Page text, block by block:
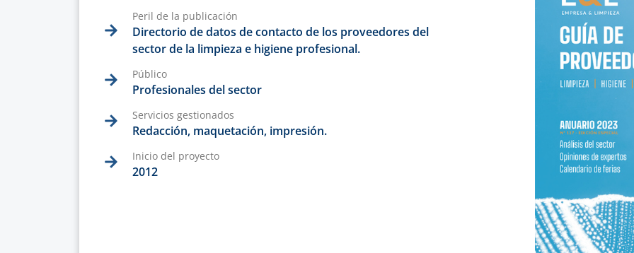
Peril de la publicación
Directorio de datos de contacto de los proveedores del
sector de la limpieza e higiene profesional.
Público
Profesionales del sector
Servicios gestionados
Redacción, maquetación, impresión.
Inicio del proyecto
2012